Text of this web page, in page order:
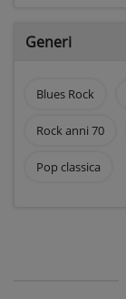
Generi
Blues Rock
Rock anni 70
Pop classica